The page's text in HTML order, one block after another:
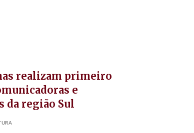
realizam primeiro
e
da região Sul